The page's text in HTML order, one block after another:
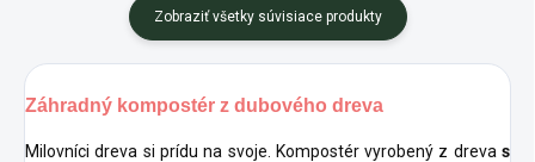
Zobraziť všetky súvisiace produkty
Záhradný kompostér z dubového dreva
Milovníci dreva si prídu na svoje. Kompostér vyrobený z dreva s